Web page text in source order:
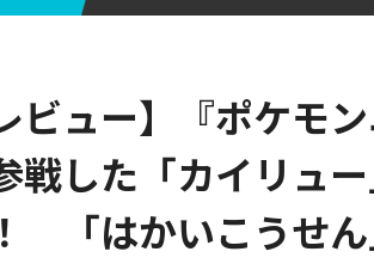
ビュー】『ポケモ
戦した「カイリュ
「はかいこうせ